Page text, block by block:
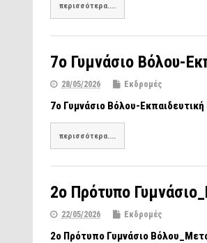
περισσότερα....
7ο Γυμνάσιο Βόλου-
28/05/2026 Εκδρομές
7ο Γυμνάσιο Βόλου-
περισσότερα....
2o Πρότυπο
22/05/2026 Εκδρομές
2ο Πρότυπο Γυμνάσιο